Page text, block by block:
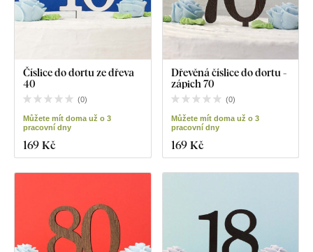
Číslice do dortu ze dřeva
40
(0)
Můžete mít doma už o 3
pracovní dny
169 Kč
Dřevěná číslice do dortu -
zápich 70
(0)
Můžete mít doma už o 3
pracovní dny
169 Kč